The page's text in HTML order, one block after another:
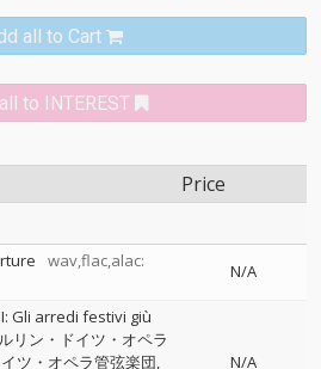
all to Cart
to INTEREST
Price
wav,flac,alac:
N/A
Gli arredi festivi giù
リン・ドイツ・オペラ
ツ・オペラ管弦楽団
N/A